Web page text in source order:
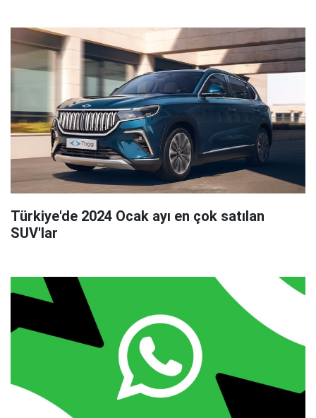
Türkiye'de 2024 Ocak ayı en çok satılan
SUV'lar